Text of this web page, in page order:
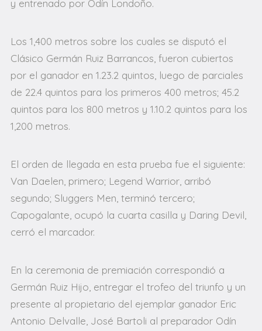
y entrenado por Odín Londoño.
Los 1,400 metros sobre los cuales se disputó el
Clásico Germán Ruiz Barrancos, fueron cubiertos
por el ganador en 1.23.2 quintos, luego de parciales
de 22.4 quintos para los primeros 400 metros; 45.2
quintos para los 800 metros y 1.10.2 quintos para los
1,200 metros.
El orden de llegada en esta prueba fue el siguiente:
Van Daelen, primero; Legend Warrior, arribó
segundo; Sluggers Men, terminó tercero;
Capogalante, ocupó la cuarta casilla y Daring Devil,
cerró el marcador.
En la ceremonia de premiación correspondió a
Germán Ruiz Hijo, entregar el trofeo del triunfo y un
presente al propietario del ejemplar ganador Eric
Antonio Delvalle, José Bartoli al preparador Odín